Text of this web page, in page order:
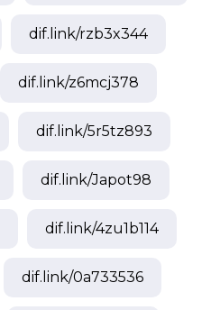
dif.link/rzb3x344
dif.link/z6mcj378
dif.link/5r5tz893
dif.link/Japot98
dif.link/4zu1b114
dif.link/0a733536